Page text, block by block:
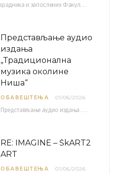
Анкетирање наставника, сарадника и запослених Факултета уметности у Нишу ради сачињавања Извештаја о самовредновању биће…
Представљање аудио
издања
„Традиционална
музика околине
Ниша“
ОБАВЕШТЕЊА 01/06/2026
Представљање аудио издања “Традиционална музика околине Ниша” организује се у оквиру пројекта О-10-17 Музичко наслеђе…
RE: IMAGINE – ŠkART2
ART
ОБАВЕШТЕЊА 01/06/2026